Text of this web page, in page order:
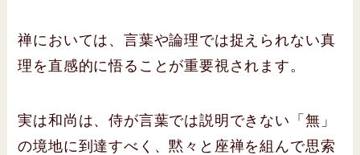
禅においては、言葉や論理では捉えられない真
理を直感的に悟ることが重要視されます。
実は和尚は、侍が言葉では説明できない「無」
の境地に到達すべく、黙々と座禅を組んで思索